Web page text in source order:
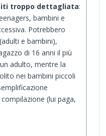
troppo dettagliata:
bambini e
Potrebbero
e bambini),
di 16 anni il più
adulto, mentre la
nei bambini piccoli
(lui paga,